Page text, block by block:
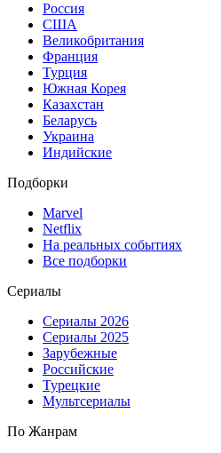
Россия
США
Великобритания
Франция
Турция
Южная Корея
Казахстан
Беларусь
Украина
Индийские
Подборки
Marvel
Netflix
На реальных событиях
Все подборки
Сериалы
Сериалы 2026
Сериалы 2025
Зарубежные
Российские
Турецкие
Мультсериалы
По Жанрам